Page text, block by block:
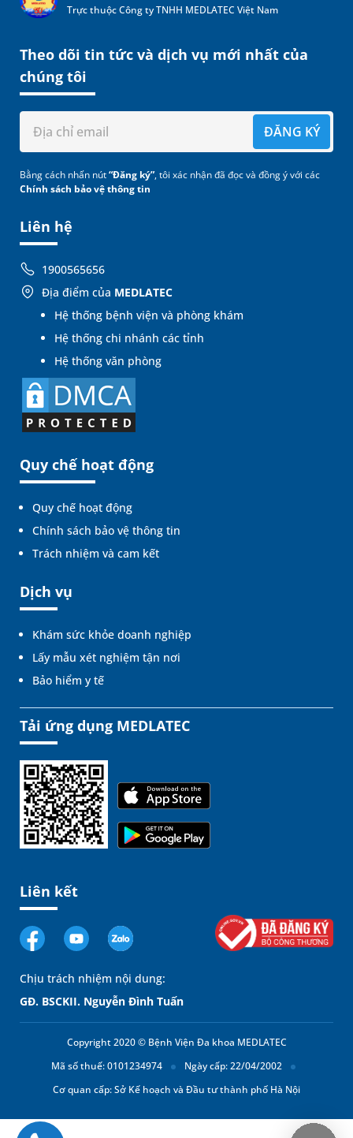
Trực thuộc Công ty TNHH MEDLATEC Việt Nam
Liên hệ
1900565656
Địa điểm của MEDLATEC
Hệ thống bệnh viện và phòng khám
Hệ thống chi nhánh các tỉnh
Hệ thống văn phòng
Quy chế hoạt động
Quy chế hoạt động
Chính sách bảo vệ thông tin
Trách nhiệm và cam kết
Dịch vụ
Khám sức khỏe doanh nghiệp
Lấy mẫu xét nghiệm tận nơi
Bảo hiểm y tế
Theo dõi tin tức và dịch vụ mới nhất của
chúng tôi
ĐĂNG KÝ
Bằng cách nhấn nút“Đăng ký”, tôi xác nhận đã đọc và đồng ý với các
Chính sách bảo vệ thông tin
Tải ứng dụng MEDLATEC
Liên kết
Chịu trách nhiệm nội dung:
GĐ. BSCKII. Nguyễn Đình Tuấn
Copyright 2020 © Bệnh Viện Đa khoa MEDLATEC
Mã số thuế: 0101234974
Ngày cấp: 22/04/2002
Cơ quan cấp: Sở Kế hoạch và Đầu tư thành phố Hà Nội